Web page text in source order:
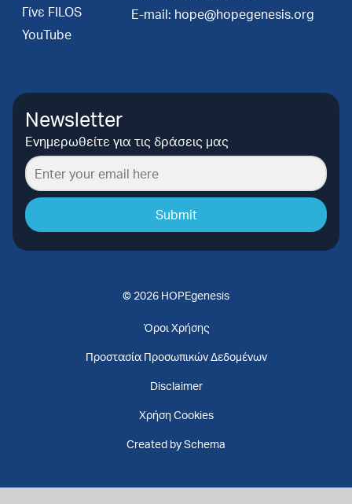
Γίνε FILOS
YouTube
E-mail: hope@hopegenesis.org
Newsletter
Ενημερωθείτε για τις δράσεις μας
Submit
© 2026 HOPEgenesis
Όροι Χρήσης
Προστασία Προσωπικών Δεδομένων
Disclaimer
Χρήση Cookies
Created by Schema